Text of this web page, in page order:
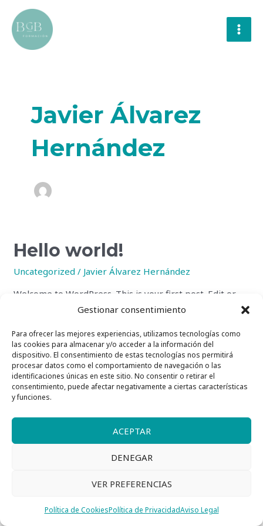
Gestionar consentimiento
Para ofrecer las mejores experiencias, utilizamos tecnologías como
las cookies para almacenar y/o acceder a la información del
dispositivo. El consentimiento de estas tecnologías nos permitirá
procesar datos como el comportamiento de navegación o las
identificaciones únicas en este sitio. No consentir o retirar el
consentimiento, puede afectar negativamente a ciertas características
y funciones.
ACEPTAR
DENEGAR
VER PREFERENCIAS
Política de CookiesPolítica de PrivacidadAviso Legal
contenido
Javier Álvarez
Hernández
Hello world!
Uncategorized / Javier Álvarez Hernández
Welcome to WordPress. This is your first post. Edit or
delete it, then start writing!
Hello
world!
Leer más »
Copyright © 2026 Academia BGB
Política de Privacidad
Cookies